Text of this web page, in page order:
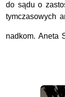
do sądu o
tymczasowych
nadkom. Aneta